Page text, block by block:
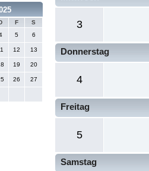
F
S
5 6
12 13
19 20
26 27
3
Donnerstag
4
Freitag
5
Samstag